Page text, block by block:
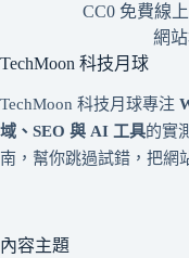
CC0 免費線
網
TechMoon 科技月球
TechMoon 科技月球專注
域、SEO 與 AI 工具的實
南，幫你跳過試錯，把網
內容主題